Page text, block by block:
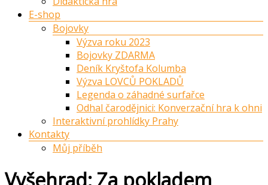
E-shop
Bojovky
Výzva roku 2023
Bojovky ZDARMA
Deník Kryštofa Kolumba
Výzva LOVCŮ POKLADŮ
Legenda o záhadné surfařce
Odhal čarodějnici: Konverzační hra k ohni
Interaktivní prohlídky Prahy
Kontakty
Můj příběh